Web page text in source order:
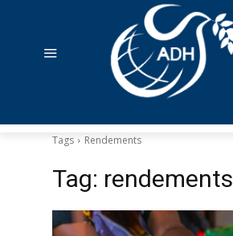
Tags Rendements
Tag: rendements